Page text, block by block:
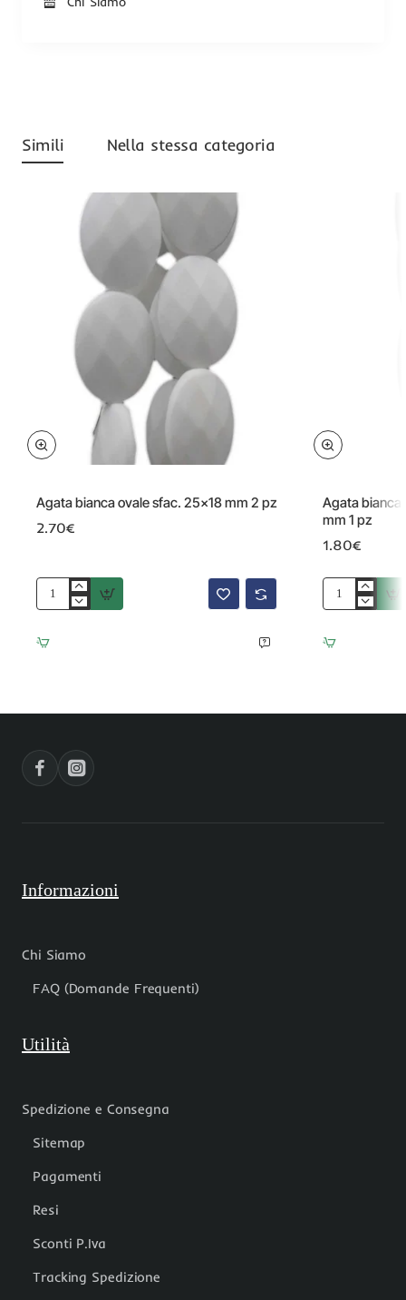
Simili Nella stessa categoria
Agata bianca ovale sfac. 25x18 mm 2 pz
2.70€
Agata
ovale
sfac.
Agata bianca
mm 1 pz
1.80€
Agata
colonna
allungata
Informazioni
Chi Siamo
FAQ (Domande Frequenti)
Utilità
Spedizione e Consegna
Sitemap
Pagamenti
Resi
Sconti P.Iva
Tracking Spedizione